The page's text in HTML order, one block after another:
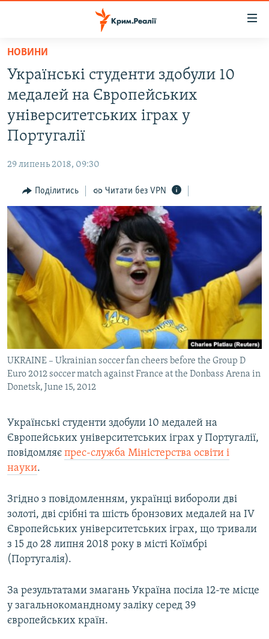
Перейти
основного
матеріалу
Перейти
до
основної
Перейти
пошуку
ВОДА.КРИМ
ВІДЕО ТА ФОТО
ПОЛІТИКА
ІНТЕРВ'Ю
ВСЕ ЗА ДЕНЬ
СПЕЦПРОЕКТИ
ДЕПОРТАЦІЯ
ВІДЕОУРОКИ «ELIFBE»
СВІДЧЕННЯ ОКУПАЦІЇ
УКРАЇНСЬКА ПРОБЛЕМА КРИМУ
ІНФОГРАФІКА
ЯК ОБІЙТИ БЛОКУВАННЯ
Русский
Qırımtatar
ДОЛУЧАЙСЯ!
НОВИНИ
Українські студенти здобули 10
медалей на Європейських
університетських іграх у
Португалії
29 липень 2018, 09:30
Поділитись Читати без VPN
UKRAINE – Ukrainian soccer fan cheers before the Group D
Euro 2012 soccer match against France at the Donbass Arena in
Donetsk, June 15, 2012
Українські студенти здобули 10 медалей на
Європейських університетських іграх у Португалії,
повідомляє прес-служба Міністерства освіти і
науки.
Згідно з повідомленням, українці вибороли дві
золоті, дві срібні та шість бронзових медалей на IV
Європейських університетських іграх, що тривали
з 15 до 28 липня 2018 року в місті Коїмбрі
(Португалія).
За результатами змагань Україна посіла 12-те місце
у загальнокомандному заліку серед 39
європейських країн.